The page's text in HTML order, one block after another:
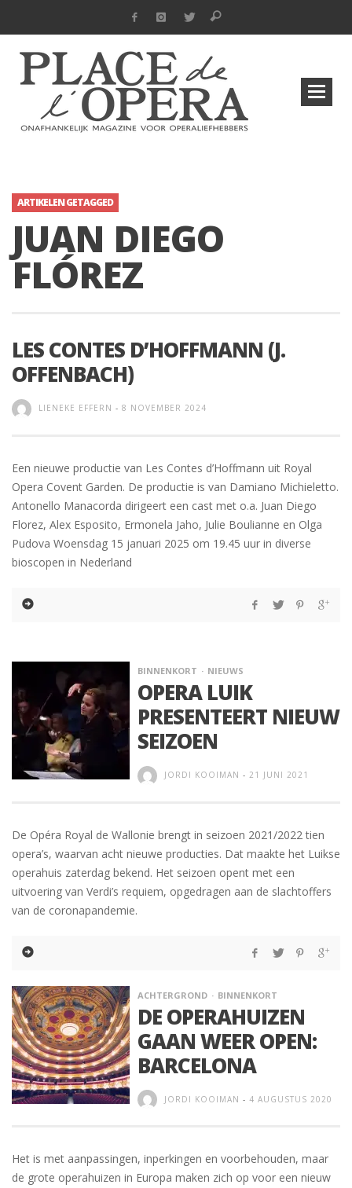
ARTIKELEN GETAGGED
JUAN DIEGO
FLÓREZ
LES CONTES D’HOFFMANN (J.
OFFENBACH)
LIENEKE EFFERN - 8 NOVEMBER 2024
Een nieuwe productie van Les Contes d’Hoffmann uit Royal
Opera Covent Garden. De productie is van Damiano Michieletto.
Antonello Manacorda dirigeert een cast met o.a. Juan Diego
Florez, Alex Esposito, Ermonela Jaho, Julie Boulianne en Olga
Pudova Woensdag 15 januari 2025 om 19.45 uur in diverse
bioscopen in Nederland
BINNENKORT NIEUWS
OPERA LUIK
PRESENTEERT NIEUW
SEIZOEN
JORDI KOOIMAN - 21 JUNI 2021
De Opéra Royal de Wallonie brengt in seizoen 2021/2022 tien
opera’s, waarvan acht nieuwe producties. Dat maakte het Luikse
operahuis zaterdag bekend. Het seizoen opent met een
uitvoering van Verdi’s requiem, opgedragen aan de slachtoffers
van de coronapandemie.
ACHTERGROND BINNENKORT
DE OPERAHUIZEN
GAAN WEER OPEN:
BARCELONA
JORDI KOOIMAN - 4 AUGUSTUS 2020
Het is met aanpassingen, inperkingen en voorbehouden, maar
de grote operahuizen in Europa maken zich op voor een nieuw